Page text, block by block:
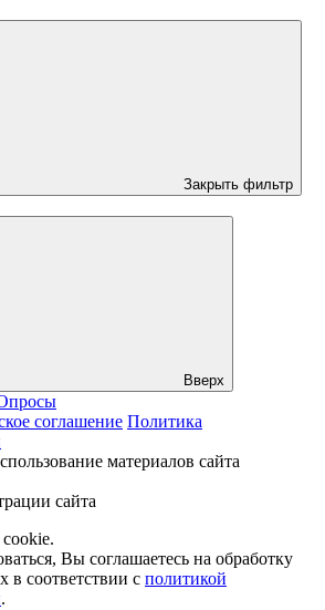
Закрыть фильтр
Вверх
соглашение Политика
материалов сайта
сайта
Вы соглашаетесь на обработку
в соответствии с политикой
.